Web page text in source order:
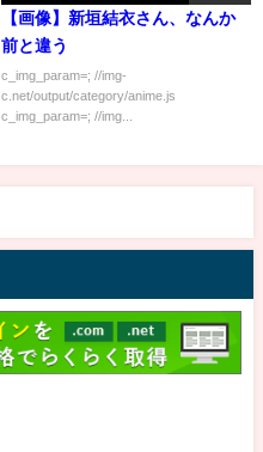
【画像】新垣結衣さん、なんか
前と違う
c_img_param=; //img-
c.net/output/category/anime.js
c_img_param=; //img...